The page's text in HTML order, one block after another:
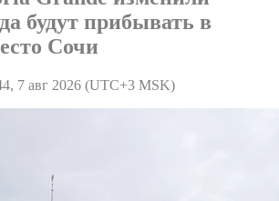
будут прибывать в
Сочи
7 авг 2026 (UTC+3 MSK)